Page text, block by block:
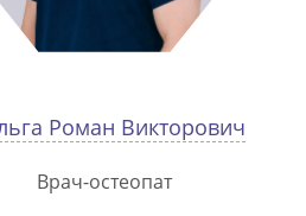
Роман Викторович
Врач-остеопат